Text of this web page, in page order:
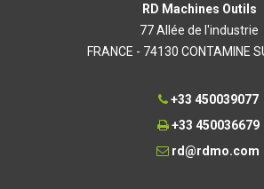
RD Machines Outils
77 Allée de l'industrie
FRANCE - 74130 CONTAMINE
+33 450039077
+33 450036679
rd@rdmo.com